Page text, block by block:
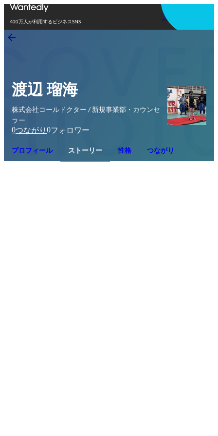
400万人が利用するビジネスSNS
アプリを使う
渡辺 瑠海
株式会社コールドクター / 新規事業部・カウンセ
ラー
0つながり 0フォロワー
プロフィール ストーリー 性格 つながり